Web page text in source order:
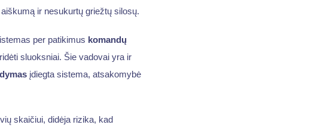
ir nesukurtų griežtų silosų.
per patikimus komandų
sluoksniai. Šie vadovai yra ir
įdiegta sistema, atsakomybė
skaičiui, didėja rizika, kad